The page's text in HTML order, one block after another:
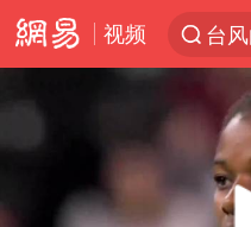
视频
台
中